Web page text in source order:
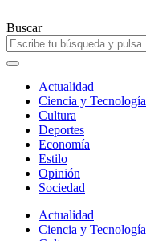
al
contenido
Buscar
Actualidad
Ciencia y Tecnología
Cultura
Deportes
Economía
Estilo
Opinión
Sociedad
Actualidad
Ciencia y Tecnología